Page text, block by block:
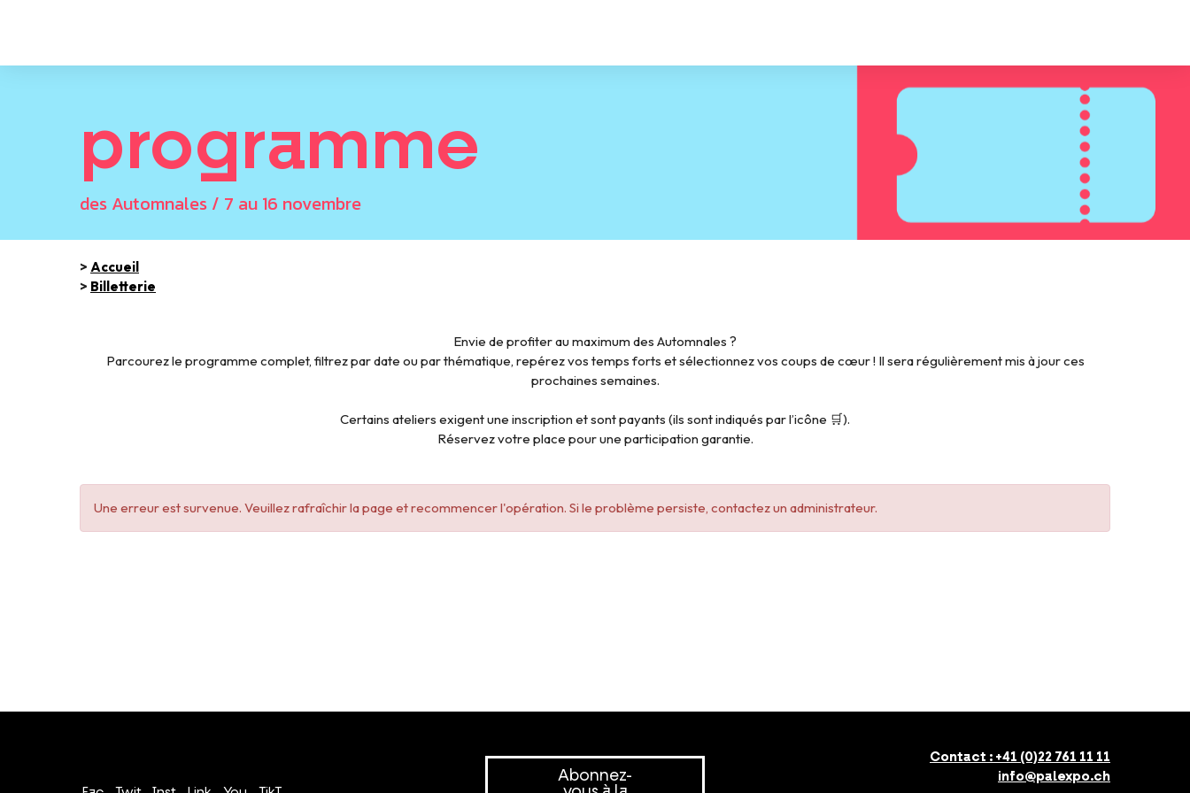
programme
des Automnales / 7 au 16 novembre
> Accueil
> Billetterie
Envie de profiter au maximum des Automnales ?
Parcourez le programme complet, filtrez par date ou par thématique, repérez vos temps forts et sélectionnez vos coups de cœur ! Il sera régulièrement mis à jour ces
prochaines semaines.
Certains ateliers exigent une inscription et sont payants (ils sont indiqués par l’icône 🛒).
Réservez votre place pour une participation garantie.
Une erreur est survenue. Veuillez rafraîchir la page et recommencer l'opération. Si le problème persiste, contactez un administrateur.
Abonnez-
Contact : +41 (0)22 761 11 11
info@palexpo.ch